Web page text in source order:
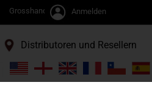
Grosshandel Anmelden
Distributoren und Resellern